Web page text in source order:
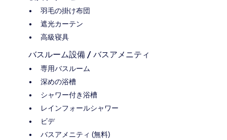
羽毛の掛け布団
遮光カーテン
高級寝具
バスルーム設備 / バスアメニティ
専用バスルーム
深めの浴槽
シャワー付き浴槽
レインフォールシャワー
ビデ
バスアメニティ (無料)